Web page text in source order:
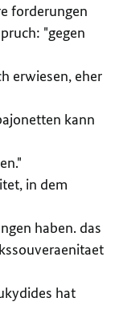
forderungen
"gegen
erwiesen, eher
kann
in dem
haben. das
hat